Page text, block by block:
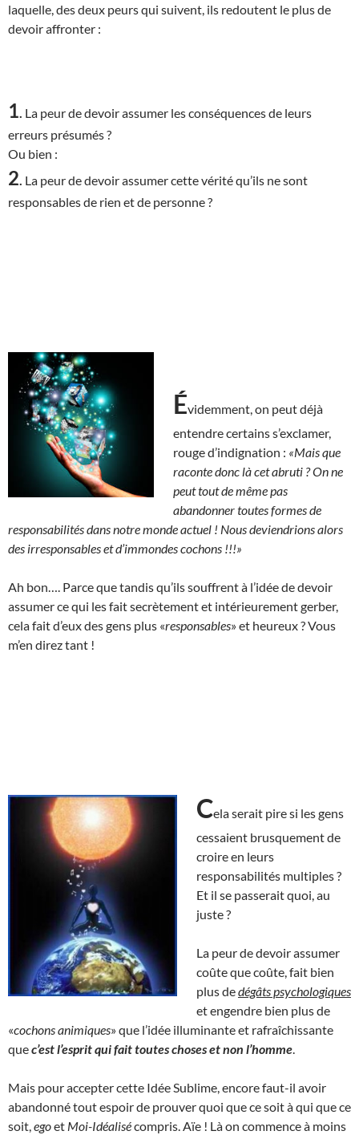
laquelle, des deux peurs qui suivent, ils redoutent le plus de
devoir affronter :
1 La peur de devoir assumer les conséquences de leurs
erreurs présumés ?
Ou bien :
2 La peur de devoir assumer cette vérité qu’ils ne sont
responsables de rien et de personne ?
Évidemment, on peut déjà
entendre certains s’exclamer,
rouge d’indignation : «Mais que
raconte donc là cet abruti ?On ne
peut tout de même pas
abandonner toutes formes de
responsabilités dans notre monde actuel ! Nous deviendrions alors
des irresponsables et d’immondes cochons !!!»
Ah bon…. Parce que tandis qu’ils souffrent à l’idée de devoir
assumer ce qui les fait secrètement et intérieurement gerber,
cela fait d’eux des gens plus «responsables» et heureux ? Vous
m’en direz tant !
Cela serait pire si les gens
cessaient brusquement de
croire en leurs
responsabilités multiples ?
Et il se passerait quoi, au
juste ?
La peur de devoir assumer
coûte que coûte, fait bien
plus dedégâts psychologiques
et engendre bien plus de
«cochons animiques» que l’idée illuminante et rafraîchissante
quec’est l’esprit qui fait toutes choses et non l’homme
Mais pour accepter cette Idée Sublime, encore faut-il avoir
abandonné tout espoir de prouver quoi que ce soit à qui que ce
soit, egoet Moi-Idéalisécompris. Aïe ! Là on commence à moins